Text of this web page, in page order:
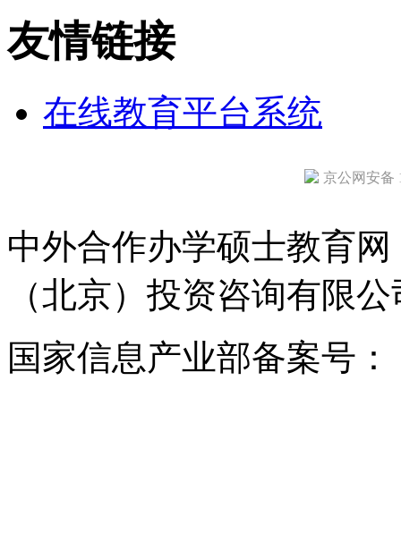
友情链接
在线教育平台系统
京公网安备
中外合作办学硕士教育网
（北京）投资咨询有限
国家信息产业部备案号：